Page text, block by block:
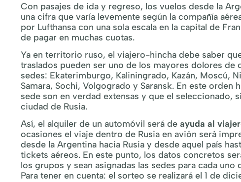
Con pasajes de ida y regreso, los vuelos desde la
una cifra que varía levemente según la compañía
por Lufthansa con una sola escala en la capital de
de pagar en muchas cuotas.
Ya en territorio ruso, el viajero-hincha debe saber
traslados pueden ser uno de los mayores dolores de
sedes: Ekaterimburgo, Kaliningrado, Kazán, Moscú,
Samara, Sochi, Volgogrado y Saransk. En este
sede son en verdad extensas y que el seleccionado,
ciudad de Rusia.
Así, el alquiler de un automóvil será de ayuda al
ocasiones el viaje dentro de Rusia en avión será
desde la Argentina hacia Rusia y desde aquel país
tickets aéreos. En este punto, los datos concretos
los grupos y sean asignadas las sedes para cada
Para tener en cuenta: el sorteo se realizará el 1 de